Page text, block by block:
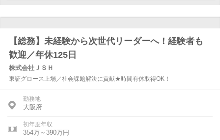
【総務】未経験から次世代リーダーへ！経験者も
歓迎／年休125日
株式会社ＪＳＨ
東証グロース上場／社会課題解決に貢献★時間有休取得OK！
勤務地
大阪府
初年度年収
354万～390万円